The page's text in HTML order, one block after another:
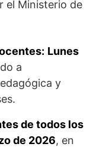
el Ministerio de
Lunes
a
y
de todos los
de 2026, en